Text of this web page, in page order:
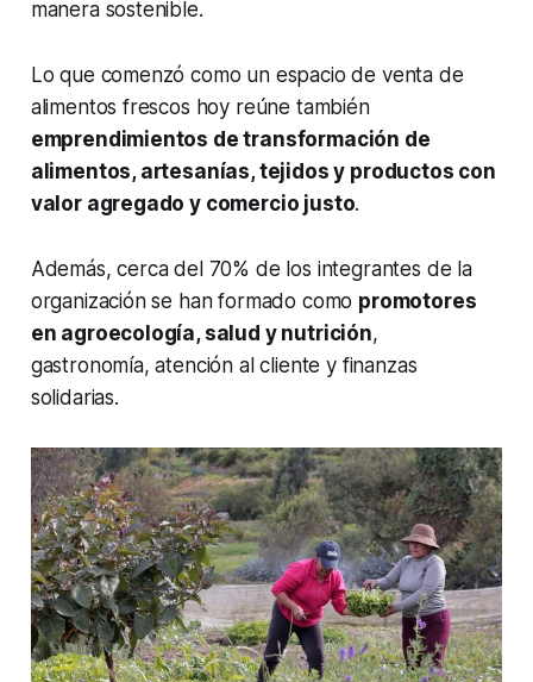
manera sostenible.
Lo que comenzó como un espacio de venta de
alimentos frescos hoy reúne también
emprendimientos de transformación de
alimentos, artesanías, tejidos y productos con
valor agregado y comercio justo.
Además, cerca del 70% de los integrantes de la
organización se han formado como promotores
en agroecología, salud y nutrición,
gastronomía, atención al cliente y finanzas
solidarias.